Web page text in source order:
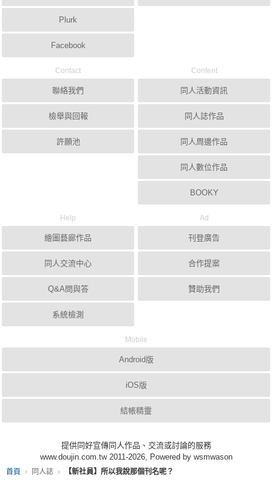
首頁 同人誌 【新社員】所以我說那個刊名呢？
Plurk
Facebook
Contact
聯絡我們
檢舉與回報
許願池
Content
同人活動資訊
同人誌作品
同人周邊作品
同人數位作品
BOOKY
Help
繪圖藝廊作品
同人交流中心
Q&A問與答
系統檢測
Ad
刊登廣告
合作提案
贊助我們
Mobile
Android版
iOS版
結帳精靈
提供同好宣傳同人作品、交流或討論的服務
www.doujin.com.tw 2011-2026, Powered by wsmwason